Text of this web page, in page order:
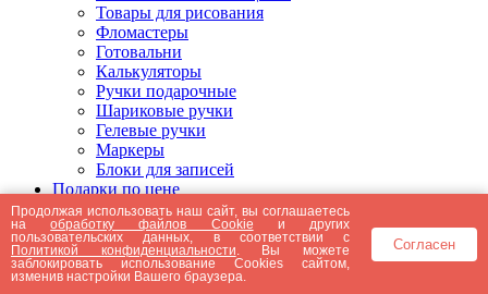
Товары для рисования
Фломастеры
Готовальни
Калькуляторы
Ручки подарочные
Шариковые ручки
Гелевые ручки
Маркеры
Блоки для записей
Подарки по цене
Подарки от 5000 рублей
Подарки до 5000 рублей
Подарки до 3000 рублей
Подарки до 2000 рублей
Подарки до 1000 рублей
Продолжая использовать наш сайт, вы соглашаетесь
наобработку файлов Cookie и других
пользовательских данных, в соответствии с
Политикой конфиденциальности . Вы можете
заблокировать использование Cookies сайтом,
изменив настройки Вашего браузера.
Согласен